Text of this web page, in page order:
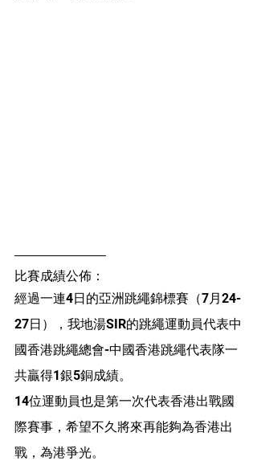
比賽成績公佈：
經過一連4日的亞洲跳繩錦標賽（7月24-
27日），我地湯SIR的跳繩運動員代表中
國香港跳繩總會-中國香港跳繩代表隊一
共贏得1銀5銅成績。
14位運動員也是第一次代表香港出戰國
際賽事，希望不久將來再能夠為香港出
戰，為港爭光。